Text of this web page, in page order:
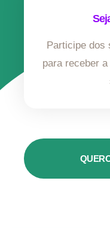
Participe dos
para receber